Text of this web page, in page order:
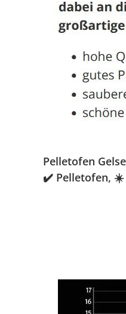
Pelletofen
✔️ Pelletofen, ☀️